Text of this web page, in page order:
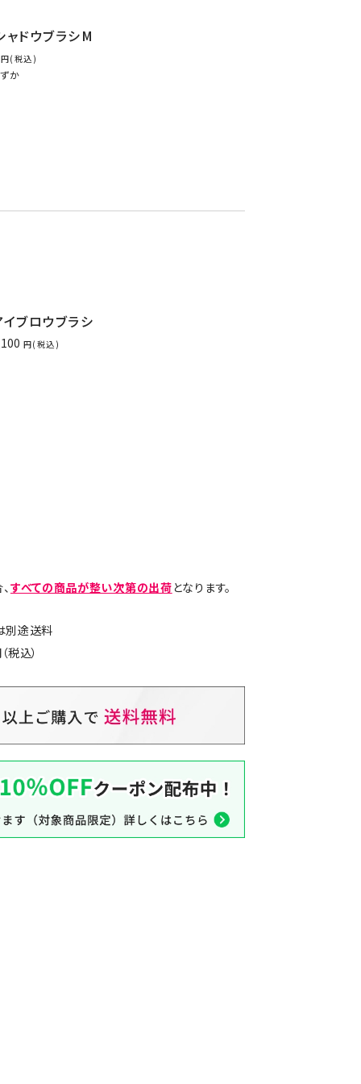
ャドウブラシM
税込
か
イブロウブラシ
税込
すべての商品が整い次第の出荷となります。
別途送料
税込）